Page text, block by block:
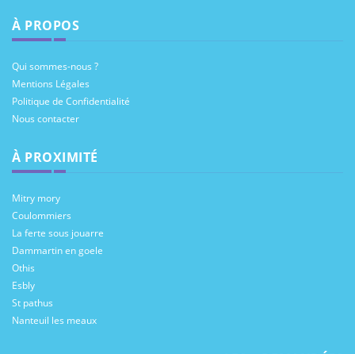
À PROPOS
Qui sommes-nous ?
Mentions Légales
Politique de Confidentialité
Nous contacter
À PROXIMITÉ
Mitry mory
Coulommiers
La ferte sous jouarre
Dammartin en goele
Othis
Esbly
St pathus
Nanteuil les meaux